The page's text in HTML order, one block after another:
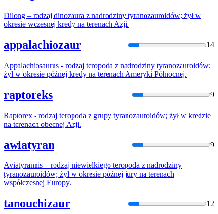
Dilong – rodzaj dinozaura z nadrodziny tyranozauroidów; żył w
okresie wczesnej kredy na terenach Azji.
appalachiozaur 14
Appalachiosaurus - rodzaj teropoda z nadrodziny tyranozauroidów;
żył w okresie późnej kredy na terenach Ameryki Północnej.
raptoreks 9
Raptorex - rodzaj teropoda z grupy tyranozauroidów; żył w kredzie
na terenach obecnej Azji.
awiatyran 9
Aviatyrannis – rodzaj niewielkiego teropoda z nadrodziny
tyranozauroidów; żył w okresie późnej jury na terenach
współczesnej Europy.
tanouchizaur 12